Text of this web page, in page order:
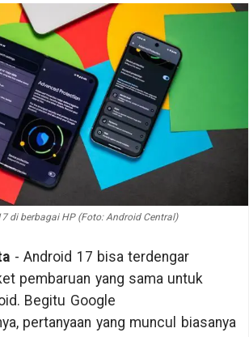
di berbagai HP (Foto: Android Central)
- Android 17 bisa terdengar
pembaruan yang sama untuk
Begitu Google
pertanyaan yang muncul biasanya